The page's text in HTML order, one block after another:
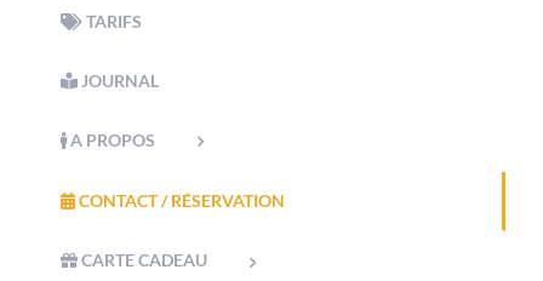
TARIFS
JOURNAL
A PROPOS
CONTACT / RÉSERVATION
CARTE CADEAU